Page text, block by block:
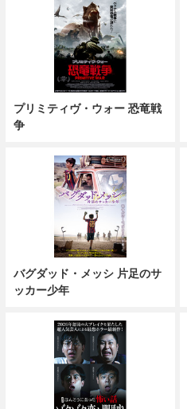
プリミティヴ・ウォー 恐竜戦
争
バグダッド・メッシ 片足のサ
ッカー少年